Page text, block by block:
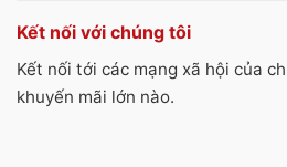
Kết nối với chúng tôi
Kết nối tới các mạng xã hội của
khuyến mãi lớn nào.